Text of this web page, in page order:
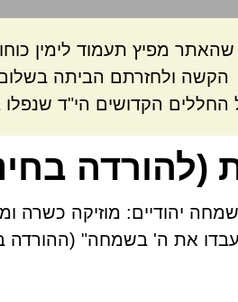
מפיץ תעמוד לימין
הקשה ולחזרתם הביתה
החללים הקדושים הי"ד
(להורדה
יהודיים: מוזיקה כשרה
את ה' בשמחה" (ההורדה